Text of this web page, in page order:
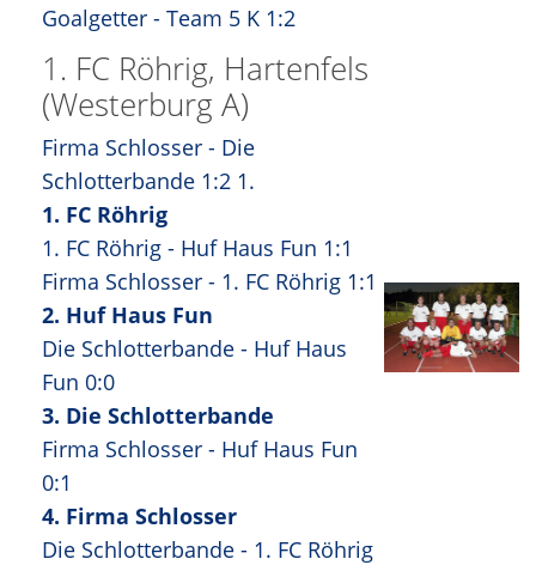
Goalgetter - Team 5 K 1:2
1. FC Röhrig, Hartenfels
(Westerburg A)
Firma Schlosser - Die
Schlotterbande 1:2 1.
1. FC Röhrig
1. FC Röhrig - Huf Haus Fun 1:1
Firma Schlosser - 1. FC Röhrig 1:1
2. Huf Haus Fun
Die Schlotterbande - Huf Haus
Fun 0:0
3. Die Schlotterbande
Firma Schlosser - Huf Haus Fun
0:1
4. Firma Schlosser
Die Schlotterbande - 1. FC Röhrig